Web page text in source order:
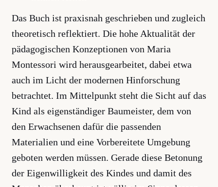
Das Buch ist praxisnah geschrieben und zugleich
theoretisch reflektiert. Die hohe Aktualität der
pädagogischen Konzeptionen von Maria
Montessori wird herausgearbeitet, dabei etwa
auch im Licht der modernen Hinforschung
betrachtet. Im Mittelpunkt steht die Sicht auf das
Kind als eigenständiger Baumeister, dem von
den Erwachsenen dafür die passenden
Materialien und eine Vorbereitete Umgebung
geboten werden müssen. Gerade diese Betonung
der Eigenwilligkeit des Kindes und damit des